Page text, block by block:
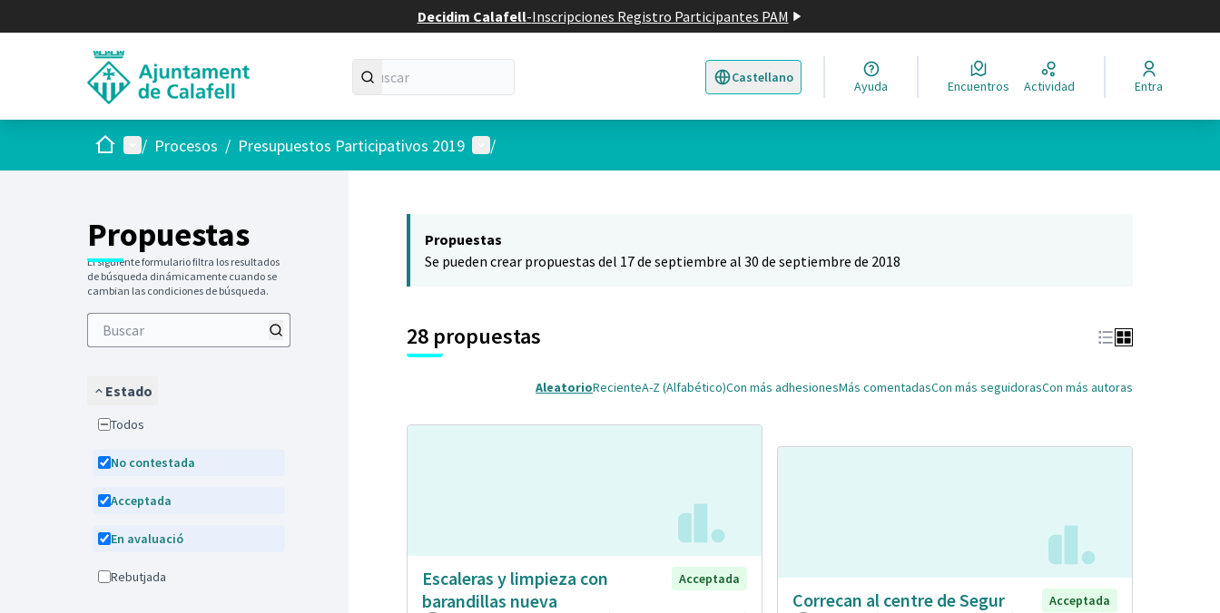
Decidim Calafell-Inscripciones Registro Participantes PAM
Castellano
Triar la llengua Elegir el idioma
Ayuda Encuentros Actividad Entra
InicioMenú principal
/ Procesos / Presupuestos Participativos 2019 Menú de usuario
/
Propuestas
El siguiente formulario filtra los resultados
de búsqueda dinámicamente cuando se
cambian las condiciones de búsqueda.
Estado
Todos
No contestada
Acceptada
En avaluació
Rebutjada
Propuestas
Se pueden crear propuestas del 17 de septiembre al 30 de septiembre de 2018
28 propuestas
AleatorioRecienteA-Z (Alfabético)Con más adhesionesMás comentadasCon más seguidorasCon más autoras
Escaleras y limpieza con
barandillas nueva
Acceptada
Correcan al centre de Segur
Acceptada